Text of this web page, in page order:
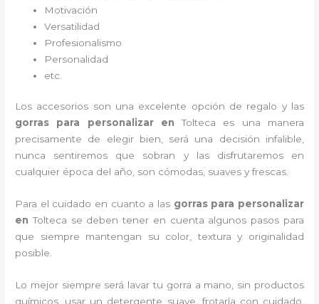
Motivación
Versatilidad
Profesionalismo
Personalidad
etc.
Los accesorios son una excelente opción de regalo y las
gorras para personalizar enTolteca es una manera
precisamente de elegir bien, será una decisión infalible,
nunca sentiremos que sobran y las disfrutaremos en
cualquier época del año, son cómodas, suaves y frescas.
Para el cuidado en cuanto a las gorras para personalizar
enTolteca se deben tener en cuenta algunos pasos para
que siempre mantengan su color, textura y originalidad
posible.
Lo mejor siempre será lavar tu gorra a mano, sin productos
químicos, usar un detergente suave, frotarla con cuidado,